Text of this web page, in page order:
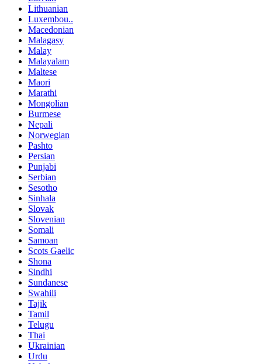
Lithuanian
Luxembou..
Macedonian
Malagasy
Malay
Malayalam
Maltese
Maori
Marathi
Mongolian
Burmese
Nepali
Norwegian
Pashto
Persian
Punjabi
Serbian
Sesotho
Sinhala
Slovak
Slovenian
Somali
Samoan
Scots Gaelic
Shona
Sindhi
Sundanese
Swahili
Tajik
Tamil
Telugu
Thai
Ukrainian
Urdu